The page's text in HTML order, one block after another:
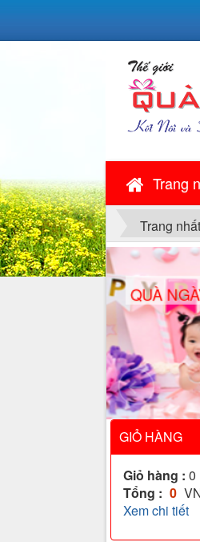
Trang
Trang nhất
QUÀ
GIỎ HÀNG
Giỏ hàng : 0
Tổng : 0
Xem chi tiết